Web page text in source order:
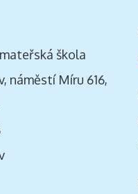
škola
náměstí Míru 616,